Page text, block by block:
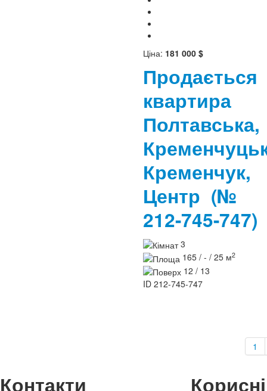
Ціна: 181 000 $
Продається
квартира
Полтавська,
Кременчук,
Центр (№
212-745-747)
3
165 / - / 25 м2
12 / 13
ID 212-745-747
1
Контакти
Корисні